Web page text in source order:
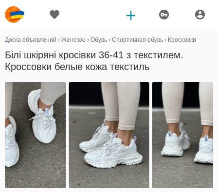
Доска объявлений › Женское › Обувь › Спортивная обувь › Кроссовки
Білі шкіряні кросівки 36-41 з текстилем.
Кроссовки белые кожа текстиль